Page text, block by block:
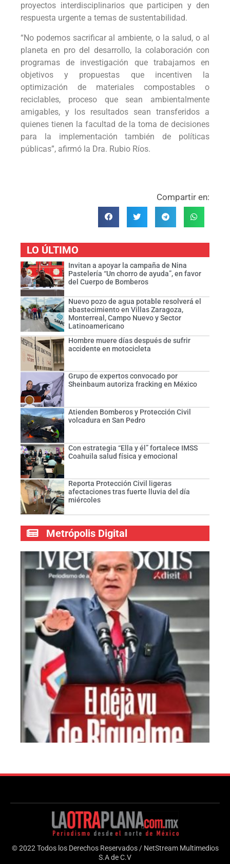
proyectos interdisciplinarios que participen y den
respuesta urgente a temas de sustentabilidad.
“No podemos sacrificar al ambiente, o la salud, o al
planeta en pro del desarrollo, la colaboración con
programas de investigación que trabajamos en
objetivos y propuestas que incentiven la
optimización de materiales compostables o
reciclables, proceso que sean ambientalmente
amigables, y los resultados sean transferidos a
quienes tienen la facultad de la toma de decisiones
para la implementación también de políticas
públicas”, afirmó la Dra. Rubio Ríos.
Compartir en:
LO ÚLTIMO
Invitan a apoyar la campaña de Nina
Pastelería “Un chorro de ayuda”, en favor
del Cuerpo de Bomberos
Nuevo pozo de agua potable resolverá el
abastecimiento en Villas Zaragoza,
Monterreal, Campo Nuevo y Sector
Latinoamericano
Hombre muere días después de sufrir
accidente en motocicleta
Grupo de expertos convocado por
Sheinbaum autoriza fracking en México
Atienden Bomberos y Protección Civil
volcadura en San Pedro
Con estrategia “Ella y él” fortalece IMSS
Coahuila salud física y emocional
Reporta Protección Civil ligeras
afectaciones tras fuerte lluvia del día
miércoles
Metrópolis Digital
© 2022 Todos los Derechos Reservados / NetStream Multimedios
S.A de C.V